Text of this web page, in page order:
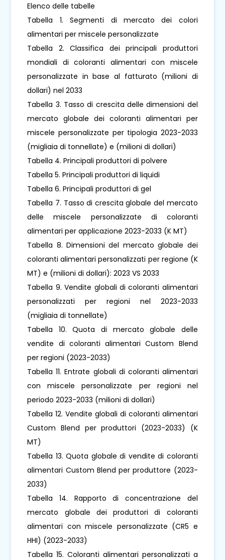
Elenco delle tabelle
Tabella 1. Segmenti di mercato dei colori
alimentari per miscele personalizzate
Tabella 2. Classifica dei principali produttori
mondiali di coloranti alimentari con miscele
personalizzate in base al fatturato (milioni di
dollari) nel 2033
Tabella 3. Tasso di crescita delle dimensioni del
mercato globale dei coloranti alimentari per
miscele personalizzate per tipologia 2023-2033
(migliaia di tonnellate) e (milioni di dollari)
Tabella 4. Principali produttori di polvere
Tabella 5. Principali produttori di liquidi
Tabella 6. Principali produttori di gel
Tabella 7. Tasso di crescita globale del mercato
delle miscele personalizzate di coloranti
alimentari per applicazione 2023-2033 (K MT)
Tabella 8. Dimensioni del mercato globale dei
coloranti alimentari personalizzati per regione (K
MT) e (milioni di dollari): 2023 VS 2033
Tabella 9. Vendite globali di coloranti alimentari
personalizzati per regioni nel 2023-2033
(migliaia di tonnellate)
Tabella 10. Quota di mercato globale delle
vendite di coloranti alimentari Custom Blend
per regioni (2023-2033)
Tabella 11. Entrate globali di coloranti alimentari
con miscele personalizzate per regioni nel
periodo 2023-2033 (milioni di dollari)
Tabella 12. Vendite globali di coloranti alimentari
Custom Blend per produttori (2023-2033) (K
MT)
Tabella 13. Quota globale di vendite di coloranti
alimentari Custom Blend per produttore (2023-
2033)
Tabella 14. Rapporto di concentrazione del
mercato globale dei produttori di coloranti
alimentari con miscele personalizzate (CR5 e
HHI) (2023-2033)
Tabella 15. Coloranti alimentari personalizzati a